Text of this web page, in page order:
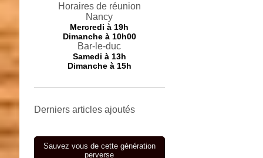
Horaires de réunion
Nancy
Mercredià 19h
Dimanche à 10h00
Bar-le-duc
Samedi à 13h
Dimanche à 15h
Derniers articles ajoutés
Sauvez vous de cette génération
perverse